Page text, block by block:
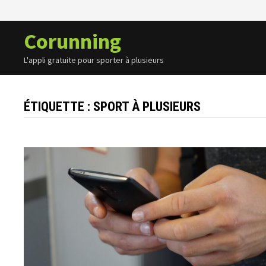
au
contenuCorunning
L'appli gratuite pour sporter à plusieurs
ÉTIQUETTE : SPORT À PLUSIEURS